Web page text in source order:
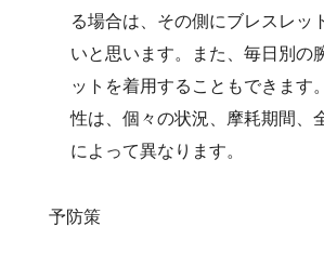
る場合は、その側にブレスレッ
いと思います。また、毎日別の
ットを着用することもできます
性は、個々の状況、摩耗期間、
によって異なります。
予防策